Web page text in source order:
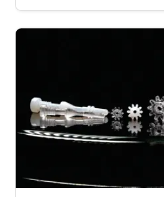
而這兩種表面處理方式約莫在